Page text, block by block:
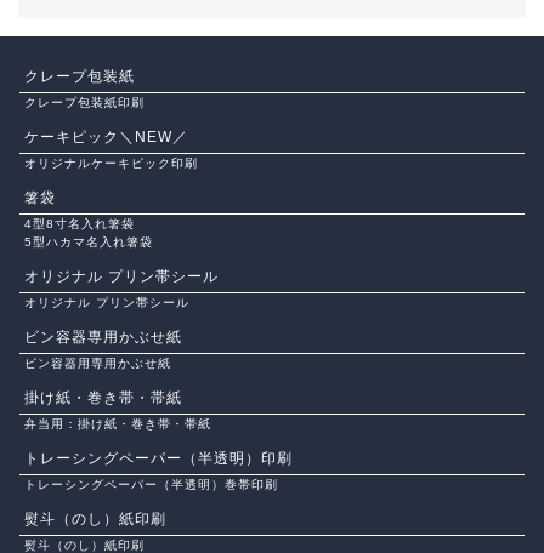
クレープ包装紙
クレープ包装紙印刷
ケーキピック＼NEW／
オリジナルケーキピック印刷
箸袋
4型8寸名入れ箸袋
5型ハカマ名入れ箸袋
オリジナル プリン帯シール
オリジナル プリン帯シール
ビン容器専用かぶせ紙
ビン容器用専用かぶせ紙
掛け紙・巻き帯・帯紙
弁当用：掛け紙・巻き帯・帯紙
トレーシングペーパー（半透明）印刷
トレーシングペーパー（半透明）巻帯印刷
熨斗（のし）紙印刷
熨斗（のし）紙印刷